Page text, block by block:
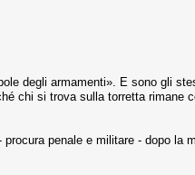
degli armamenti». E sono gli
chi si trova sulla torretta rimane
penale e militare - dopo la